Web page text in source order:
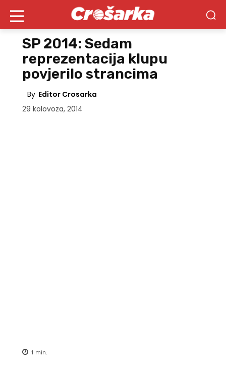
SP 2014: Sedam
reprezentacija klupu
povjerilo strancima
By Editor Crosarka
29 kolovoza, 2014
1 min.